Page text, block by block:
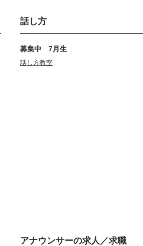
話し方
募集中 7月生
話し方教室
アナウンサーの求人／求職